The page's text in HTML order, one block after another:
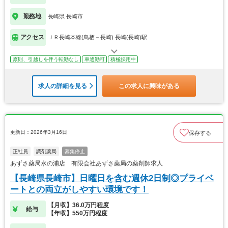
勤務地 長崎県 長崎市
アクセス ＪＲ長崎本線(鳥栖－長崎) 長崎(長崎)駅
原則、引越しを伴う転勤なし 車通勤可 積極採用中
求人の詳細を見る この求人に興味がある
更新日：2026年3月16日 保存する
正社員 調剤薬局 募集停止
あずさ薬局水の浦店 有限会社あずさ薬局の薬剤師求人
【長崎県長崎市】日曜日を含む週休2日制◎プライベ
ートとの両立がしやすい環境です！
給与
【月収】36.0万円程度
【年収】550万円程度